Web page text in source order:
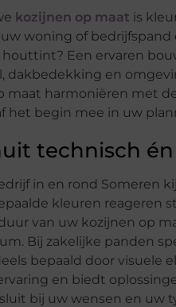
kozijnen op maat is
woning of
Een ervaren
dakbedekking en
maat harmoniëren met
het begin mee in uw
technisch
in en rond Someren
kleuren
van uw kozijnen op
Bij zakelijke panden
bepaald door visuele
en biedt
bij uw wensen en uw